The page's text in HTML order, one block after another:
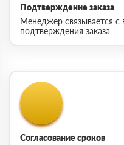
Подтверждение заказа
Менеджер связывается с
подтверждения заказа
Согласование сроков